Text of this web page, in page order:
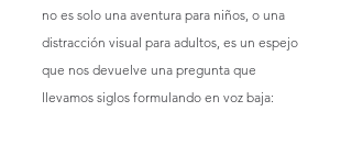
no es solo una aventura para niños, o una
distracción visual para adultos, es un espejo
que nos devuelve una pregunta que
llevamos siglos formulando en voz baja: